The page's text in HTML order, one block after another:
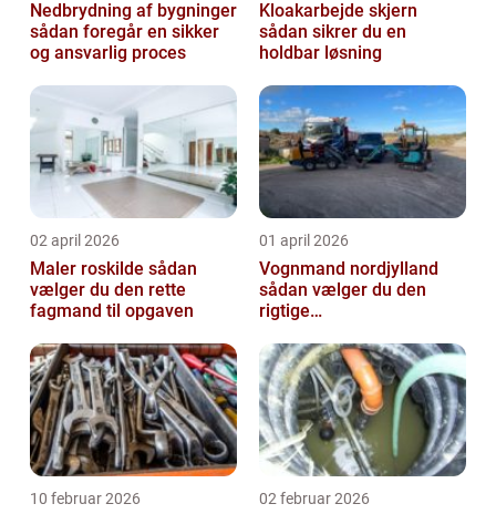
Nedbrydning af bygninger
sådan foregår en sikker
og ansvarlig proces
Kloakarbejde skjern
sådan sikrer du en
holdbar løsning
02 april 2026
Maler roskilde sådan
vælger du den rette
fagmand til opgaven
01 april 2026
Vognmand nordjylland
sådan vælger du den
rigtige
10 februar 2026 02 februar 2026